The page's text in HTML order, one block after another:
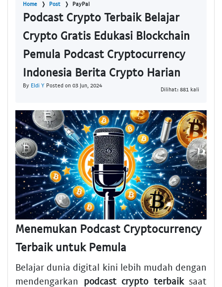
Home Post PayPal
Podcast Crypto Terbaik Belajar
Crypto Gratis Edukasi Blockchain
Pemula Podcast Cryptocurrency
Indonesia Berita Crypto Harian
By Eldi Y Posted on 03 Jun, 2024
Dilihat: 881 kali
Menemukan Podcast Cryptocurrency
Terbaik untuk Pemula
Belajar dunia digital kini lebih mudah dengan
mendengarkan podcast crypto terbaiksaat